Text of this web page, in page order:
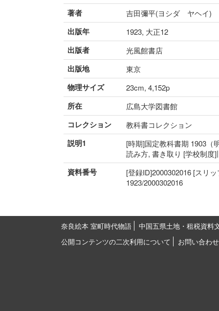
著者 吉田彌平(ヨシダ ヤヘイ)
出版年 1923, 大正12
出版者 光風館書店
出版地 東京
物理サイズ 23cm, 4,152p
所在 広島大学図書館
コレクション 教科書コレクション
説明1
[時期]国定教科書期 1903（
読み方, 書き取り [学校制度
資料番号
[登録ID]2000302016 [スリ
1923/2000302016
奈良絵本 室町時代物語
中国五県土地・租税資料
公開コンテンツの二次利用について
お問い合わせ